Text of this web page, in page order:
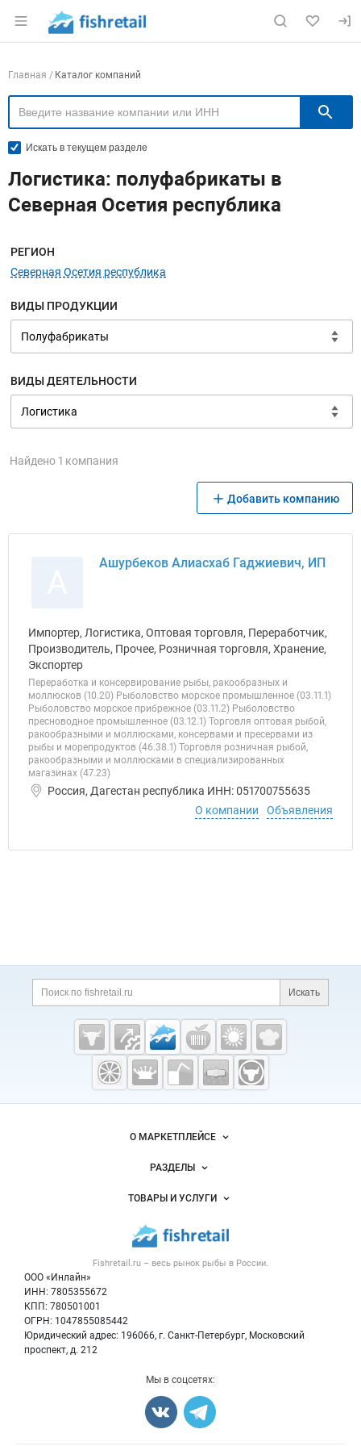
Раздел навигации по сайту fishretail.ru
Навигация по компаниям
Главная Каталог компаний
Искать в текущем разделе
Логистика: полуфабрикаты в
Северная Осетия республика
Меню навигации
РЕГИОН
Северная Осетия республика
ВИДЫ ПРОДУКЦИИ
ВИДЫ ДЕЯТЕЛЬНОСТИ
Найдено 1 компания
Добавить компанию
Ашурбеков Алиасхаб Гаджиевич, ИП
Импортер, Логистика, Оптовая торговля, Переработчик,
Производитель, Прочее, Розничная торговля, Хранение,
Экспортер
Переработка и консервирование рыбы, ракообразных и
моллюсков (10.20) Рыболовство морское промышленное (03.11.1)
Рыболовство морское прибрежное (03.11.2) Рыболовство
пресноводное промышленное (03.12.1) Торговля оптовая рыбой,
ракообразными и моллюсками, консервами и пресервами из
рыбы и морепродуктов (46.38.1) Торговля розничная рыбой,
ракообразными и моллюсками в специализированных
магазинах (47.23)
Россия, Дагестан республика ИНН: 051700755635
О компании
Объявления
Дополнительная информация
Поиск по сайту и
Искать
Cсылки на полезные проекты
Fishretail.ru —
рыба,
морепродукты
Важные разделы и контакты
Fishretail.ru – весь рынок рыбы в России.
ООО «Инлайн»
ИНН: 7805355672
КПП: 780501001
ОГРН: 1047855085442
Юридический адрес: 196066, г. Санкт-Петербург, Московский
проспект, д. 212
Навигация по сайтуО МАРКЕТПЛЕЙСЕ
Новости Fishretail.ru
Размещение рекламы
Публичная оферта
Контактная информация
Политика обработки персональных данных
РАЗДЕЛЫ
Объявления
Новости рынка
Блог
ТОВАРЫ И УСЛУГИ
Рыба
Икра
Мы в соцсетях: